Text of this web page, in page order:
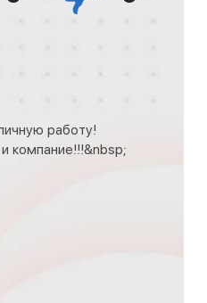
работу!
компание!!!&nbsp;